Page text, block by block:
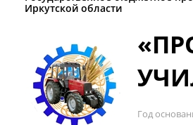
Иркутской области
Год